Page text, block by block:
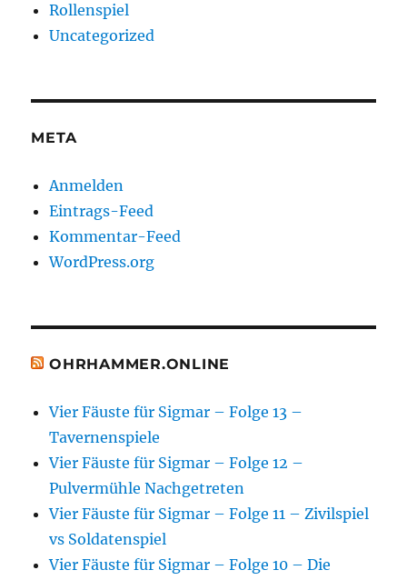
Rollenspiel
Uncategorized
META
Anmelden
Eintrags-Feed
Kommentar-Feed
WordPress.org
OHRHAMMER.ONLINE
Vier Fäuste für Sigmar – Folge 13 –
Tavernenspiele
Vier Fäuste für Sigmar – Folge 12 –
Pulvermühle Nachgetreten
Vier Fäuste für Sigmar – Folge 11 – Zivilspiel
vs Soldatenspiel
Vier Fäuste für Sigmar – Folge 10 – Die